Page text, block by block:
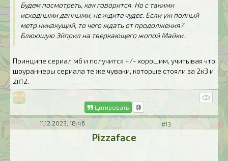
Будем посмотреть, как говорится. Но с такими
исходными данными, не ждите чудес. Если уж полный
метр никакущий, то чего ждать от продолжения?
Блюющую Эйприл на тверкающего жопой Майки.
Принципе сериал мб и получится +/- хорошим, учитывая что
шоураннеры сериала те же чуваки, которые стояли за 2к3 и
2к12.
Цитировать
11.12.2023, 18:46 #13
Pizzaface